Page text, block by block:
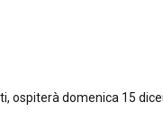
ospiterà domenica 15